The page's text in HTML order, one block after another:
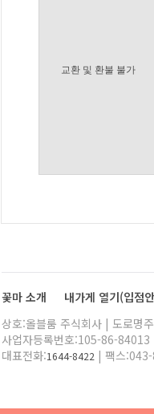
교환 및 환불 불가
꽃마 소개 내가게 열기(입점
상호:올블룸 주식회사 | 도로명
사업자등록번호:105-86-
대표전화:1644-8422 | 팩스